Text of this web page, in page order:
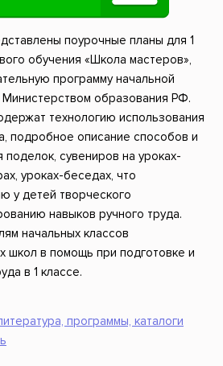
поурочные планы для 1
обучения «Школа мастеров»,
программу начальной
образования РФ.
технологию использования
подробное описание способов и
поделок, сувениров на уроках-
уроках-беседах, что
у детей творческого
навыков ручного труда.
начальных классов
школ в помощь при подготовке и
в 1 классе.
программы, каталоги